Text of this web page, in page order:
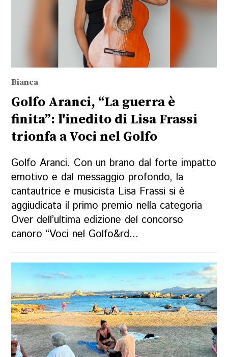
Bianca
Golfo Aranci, “La guerra è
finita”: l'inedito di Lisa Frassi
trionfa a Voci nel Golfo
Golfo Aranci. Con un brano dal forte impatto
emotivo e dal messaggio profondo, la
cantautrice e musicista Lisa Frassi si è
aggiudicata il primo premio nella categoria
Over dell’ultima edizione del concorso
canoro “Voci nel Golfo&rd...